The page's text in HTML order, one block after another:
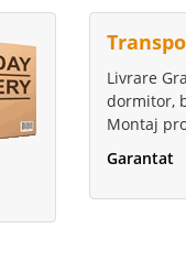
Livrare
dormitor,
Montaj
Garantat